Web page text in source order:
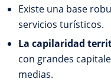
Existe una base
servicios turísticos.
La capilaridad
con grandes
medias.